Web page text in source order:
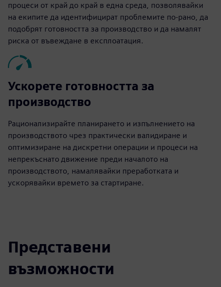
процеси от край до край в една среда, позволявайки
на екипите да идентифицират проблемите по-рано, да
подобрят готовността за производство и да намалят
риска от въвеждане в експлоатация.
Ускорете готовността за
производство
Рационализирайте планирането и изпълнението на
производството чрез практически валидиране и
оптимизиране на дискретни операции и процеси на
непрекъснато движение преди началото на
производството, намалявайки преработката и
ускорявайки времето за стартиране.
Представени
възможности